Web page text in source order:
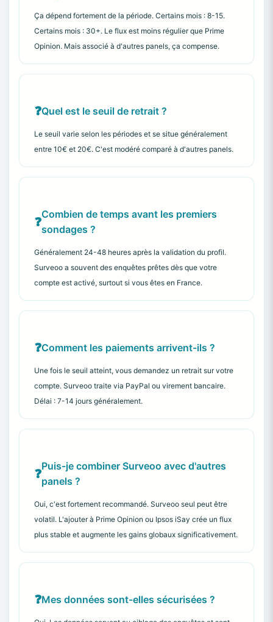
Ça dépend fortement de la période. Certains mois : 8-15.
Certains mois : 30+. Le flux est moins régulier que Prime
Opinion. Mais associé à d'autres panels, ça compense.
Quel est le seuil de retrait ?
Le seuil varie selon les périodes et se situe généralement
entre 10€ et 20€. C'est modéré comparé à d'autres panels.
Combien de temps avant les premiers
sondages ?
Généralement 24-48 heures après la validation du profil.
Surveoo a souvent des enquêtes prêtes dès que votre
compte est activé, surtout si vous êtes en France.
Comment les paiements arrivent-ils ?
Une fois le seuil atteint, vous demandez un retrait sur votre
compte. Surveoo traite via PayPal ou virement bancaire.
Délai : 7-14 jours généralement.
Puis-je combiner Surveoo avec d'autres
panels ?
Oui, c'est fortement recommandé. Surveoo seul peut être
volatil. L'ajouter à Prime Opinion ou Ipsos iSay crée un flux
plus stable et augmente les gains globaux significativement.
Mes données sont-elles sécurisées ?